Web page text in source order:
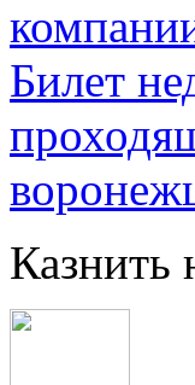
Билет
Казнить